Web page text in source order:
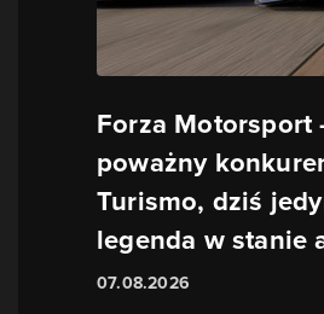
Forza Motorsport
poważny
Turismo, dziś
legenda w stanie
07.08.2026